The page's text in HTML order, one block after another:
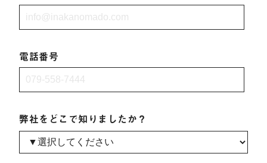
電話番号
弊社をどこで知りましたか？